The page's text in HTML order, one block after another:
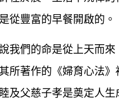
從豐富的早餐開啟的。
我們的命是從上天而
所著作的《婦育心法》
及父慈子孝是奠定人生